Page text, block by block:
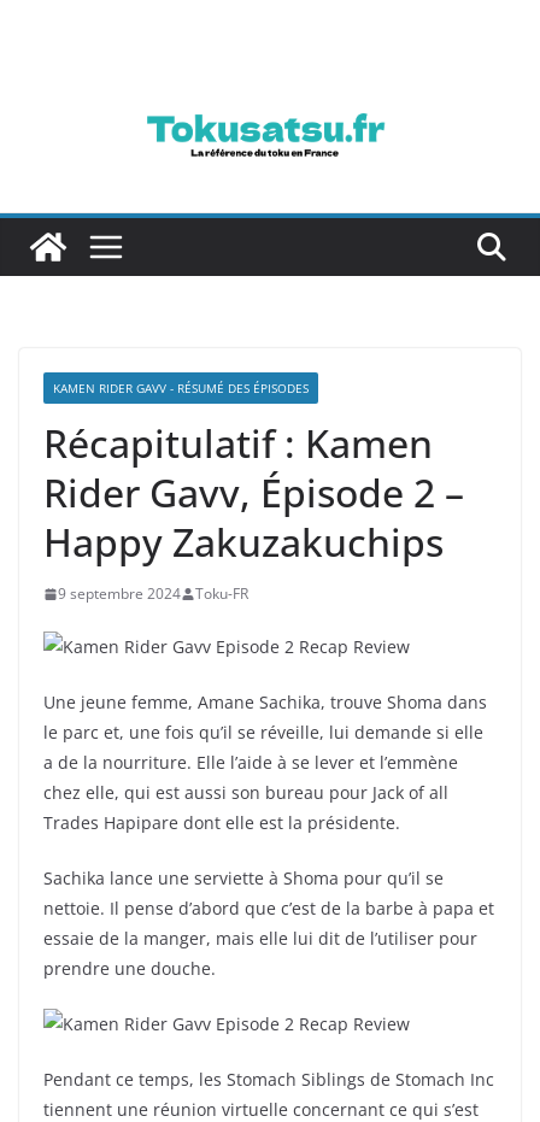
KAMEN RIDER GAVV - RÉSUMÉ DES ÉPISODES
Récapitulatif : Kamen
Rider Gavv, Épisode 2 –
Happy Zakuzakuchips
9 septembre 2024 Toku-FR
Une jeune femme, Amane Sachika, trouve Shoma dans
le parc et, une fois qu’il se réveille, lui demande si elle
a de la nourriture. Elle l’aide à se lever et l’emmène
chez elle, qui est aussi son bureau pour Jack of all
Trades Hapipare dont elle est la présidente.
Sachika lance une serviette à Shoma pour qu’il se
nettoie. Il pense d’abord que c’est de la barbe à papa et
essaie de la manger, mais elle lui dit de l’utiliser pour
prendre une douche.
Pendant ce temps, les Stomach Siblings de Stomach Inc
tiennent une réunion virtuelle concernant ce qui s’est